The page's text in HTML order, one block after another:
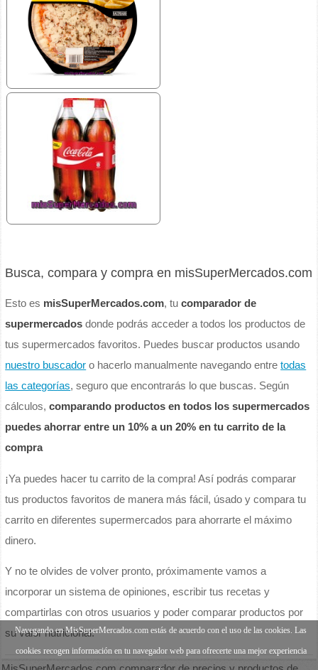
Busca, compara y compra en misSuperMercados.com
Esto es misSuperMercados.com, tucomparador de
supermercados donde podrás acceder a todos los productos de
tus supermercados favoritos. Puedes buscar productos usando
nuestro buscador o hacerlo manualmente navegando entretodas
las categorías, seguro que encontrarás lo que buscas. Según
cálculos,comparando productos en todos los supermercados
puedes ahorrar entre un 10% a un 20% en tu carrito de la
compra
¡Ya puedes hacer tu carrito de la compra! Así podrás comparar
tus productos favoritos de manera más fácil, úsado y compara tu
carrito en diferentes supermercados para ahorrarte el máximo
dinero.
Y no te olvides de volver pronto, próximamente vamos a
incorporar un sistema de opiniones, escribir tus recetas y
compartirlas con otros usuarios y poder comparar productos por
su valor nutricional.
Navegando en MisSuperMercados.com estás de acuerdo con el uso de las cookies. Las
cookies recogen información en tu navegador web para ofrecerte una mejor experiencia